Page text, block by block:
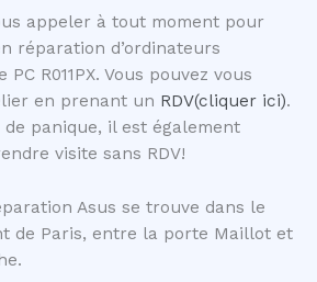
appeler à tout moment pour
réparation d’ordinateurs
R011PX. Vous pouvez vous
en prenant un RDV(cliquer ici).
de panique, il est également
visite sans RDV!
Asus se trouve dans le
de Paris, entre la porte Maillot et